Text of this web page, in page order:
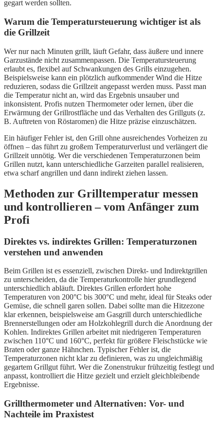
gegart werden sollten.
Warum die Temperatursteuerung wichtiger ist als
die Grillzeit
Wer nur nach Minuten grillt, läuft Gefahr, dass äußere und innere
Garzustände nicht zusammenpassen. Die Temperatursteuerung
erlaubt es, flexibel auf Schwankungen des Grills einzugehen.
Beispielsweise kann ein plötzlich aufkommender Wind die Hitze
reduzieren, sodass die Grillzeit angepasst werden muss. Passt man
die Temperatur nicht an, wird das Ergebnis unsauber und
inkonsistent. Profis nutzen Thermometer oder lernen, über die
Erwärmung der Grillrostfläche und das Verhalten des Grillguts (z.
B. Auftreten von Röstaromen) die Hitze präzise einzuschätzen.
Ein häufiger Fehler ist, den Grill ohne ausreichendes Vorheizen zu
öffnen – das führt zu großem Temperaturverlust und verlängert die
Grillzeit unnötig. Wer die verschiedenen Temperaturzonen beim
Grillen nutzt, kann unterschiedliche Garzeiten parallel realisieren,
etwa scharf angrillen und dann indirekt ziehen lassen.
Methoden zur Grilltemperatur messen
und kontrollieren – vom Anfänger zum
Profi
Direktes vs. indirektes Grillen: Temperaturzonen
verstehen und anwenden
Beim Grillen ist es essenziell, zwischen Direkt- und Indirektgrillen
zu unterscheiden, da die Temperaturkontrolle hier grundlegend
unterschiedlich abläuft. Direktes Grillen erfordert hohe
Temperaturen von 200°C bis 300°C und mehr, ideal für Steaks oder
Gemüse, die schnell garen sollen. Dabei sollte man die Hitzezone
klar erkennen, beispielsweise am Gasgrill durch unterschiedliche
Brennerstellungen oder am Holzkohlegrill durch die Anordnung der
Kohlen. Indirektes Grillen arbeitet mit niedrigeren Temperaturen
zwischen 110°C und 160°C, perfekt für größere Fleischstücke wie
Braten oder ganze Hähnchen. Typischer Fehler ist, die
Temperaturzonen nicht klar zu definieren, was zu ungleichmäßig
gegartem Grillgut führt. Wer die Zonenstrukur frühzeitig festlegt und
anpasst, kontrolliert die Hitze gezielt und erzielt gleichbleibende
Ergebnisse.
Grillthermometer und Alternativen: Vor- und
Nachteile im Praxistest